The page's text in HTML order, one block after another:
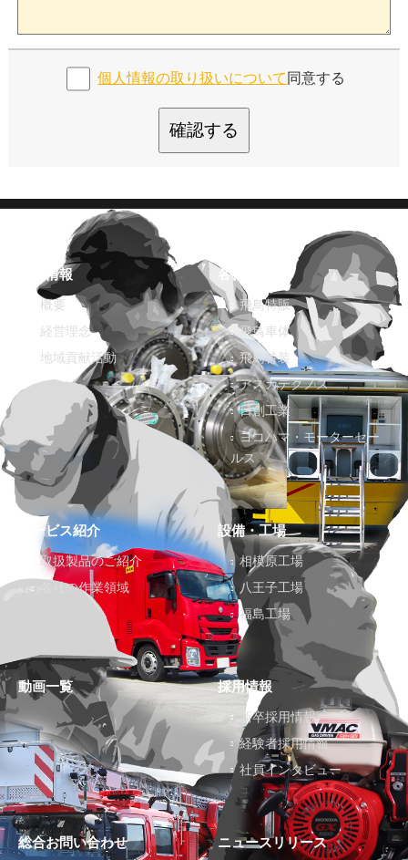
個人情報の取り扱いについて 同意する
確認する
企業情報
概要
経営理念
地域貢献活動
各社紹介
飛鳥特販
飛鳥車体
飛鳥特装
アスカテクノス
日創工業
ヨコハマ・モーターセー
ルス
サービス紹介
取扱製品のご紹介
各社の作業領域
設備・工場
相模原工場
八王子工場
福島工場
動画一覧 採用情報
新卒採用情報
経験者採用情報
社員インタビュー
総合お問い合わせ ニュースリリース